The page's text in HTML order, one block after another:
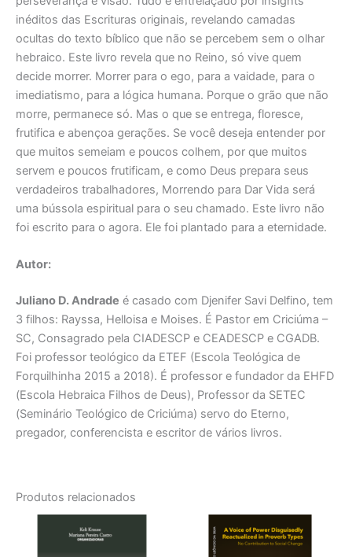
inéditos das Escrituras originais, revelando camadas
ocultas do texto bíblico que não se percebem sem o olhar
hebraico. Este livro revela que no Reino, só vive quem
decide morrer. Morrer para o ego, para a vaidade, para o
imediatismo, para a lógica humana. Porque o grão que não
morre, permanece só. Mas o que se entrega, floresce,
frutifica e abençoa gerações. Se você deseja entender por
que muitos semeiam e poucos colhem, por que muitos
servem e poucos frutificam, e como Deus prepara seus
verdadeiros trabalhadores, Morrendo para Dar Vida será
uma bússola espiritual para o seu chamado. Este livro não
foi escrito para o agora. Ele foi plantado para a eternidade.
Autor:
Juliano D. Andrade é casado com Djenifer Savi Delfino, tem
3 filhos: Rayssa, Helloisa e Moises. É Pastor em Criciúma –
SC, Consagrado pela CIADESCP e CEADESCP e CGADB.
Foi professor teológico da ETEF (Escola Teológica de
Forquilhinha 2015 a 2018). É professor e fundador da EHFD
(Escola Hebraica Filhos de Deus), Professor da SETEC
(Seminário Teológico de Criciúma) servo do Eterno,
pregador, conferencista e escritor de vários livros.
Produtos relacionados